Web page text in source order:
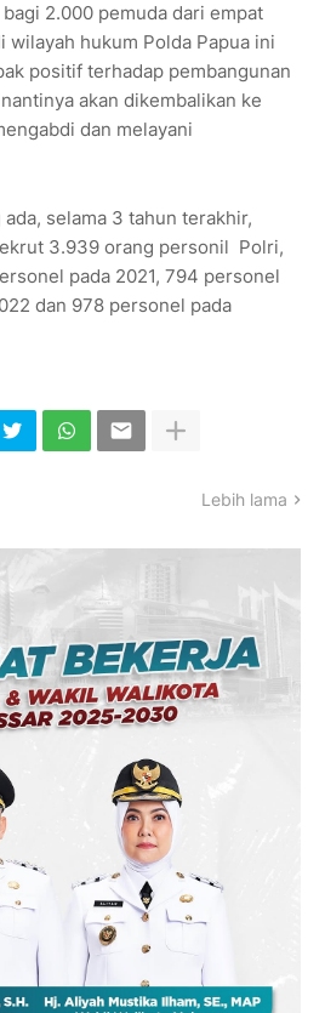
2.000 pemuda dari empat
wilayah hukum Polda Papua ini
positif terhadap pembangunan
akan dikembalikan ke
dan melayani
selama 3 tahun terakhir,
3.939 orang personil Polri,
pada 2021, 794 personel
dan 978 personel pada
Lebih lama